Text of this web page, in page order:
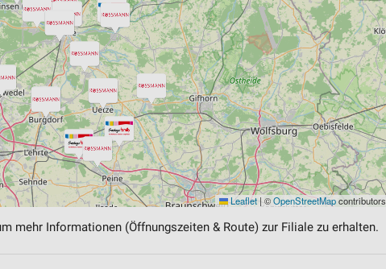
Leaflet | ©OpenStreetMapcontributors
mehr Informationen (Öffnungszeiten & Route) zur Filiale zu erhalten.